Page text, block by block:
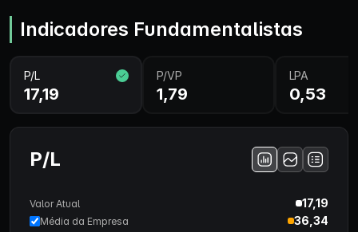
Indicadores Fundamentalistas
P/L
17,19
P/VP
1,79
LPA
0,53
P/L
Valor Atual 17,19
Média da Empresa 36,34